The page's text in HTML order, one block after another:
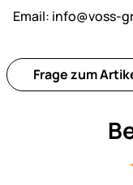
Email: info@voss-
Frage zum